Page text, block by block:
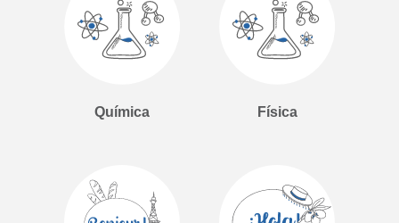
Química Física